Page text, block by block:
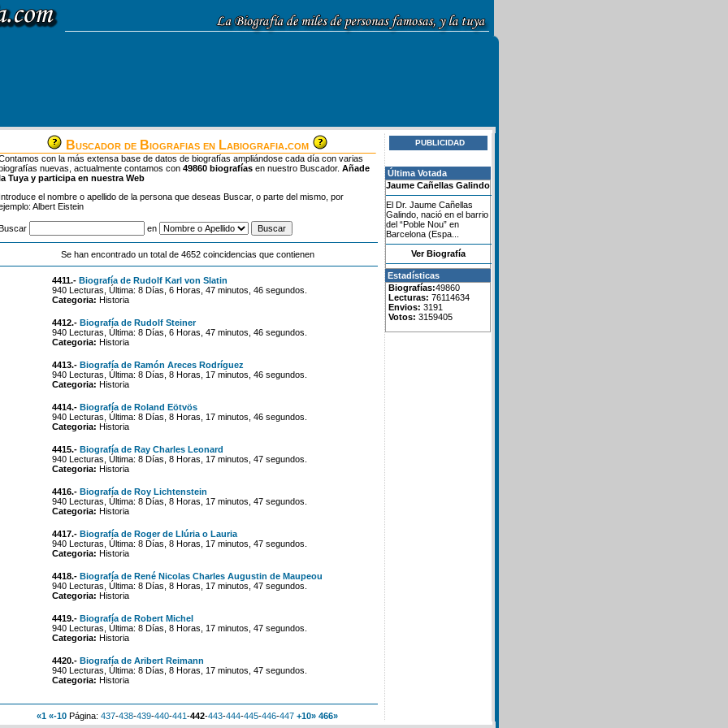
Buscador de Biografias en Labiografia.com
con la más extensa base de datos de biografías ampliándose cada día con varias
nuevas, actualmente contamos con 49860 biografías en nuestro Buscador. Añade
Tuya y participa en nuestra Web
Introduce el nombre o apellido de la persona que deseas Buscar, o parte del mismo, por
Albert Eistein
en
Se han encontrado un total de 4652 coincidencias que contienen
4411.- Biografía de Rudolf Karl von Slatin
940 Lecturas, Última: 8 Días, 6 Horas, 47 minutos, 46 segundos.
Categoria: Historia
4412.- Biografía de Rudolf Steiner
940 Lecturas, Última: 8 Días, 6 Horas, 47 minutos, 46 segundos.
Categoria: Historia
4413.- Biografía de Ramón Areces Rodríguez
940 Lecturas, Última: 8 Días, 8 Horas, 17 minutos, 46 segundos.
Categoria: Historia
4414.- Biografía de Roland Eötvös
940 Lecturas, Última: 8 Días, 8 Horas, 17 minutos, 46 segundos.
Categoria: Historia
4415.- Biografía de Ray Charles Leonard
940 Lecturas, Última: 8 Días, 8 Horas, 17 minutos, 47 segundos.
Categoria: Historia
4416.- Biografía de Roy Lichtenstein
940 Lecturas, Última: 8 Días, 8 Horas, 17 minutos, 47 segundos.
Categoria: Historia
4417.- Biografía de Roger de Llúria o Lauria
940 Lecturas, Última: 8 Días, 8 Horas, 17 minutos, 47 segundos.
Categoria: Historia
4418.- Biografía de René Nicolas Charles Augustin de Maupeou
940 Lecturas, Última: 8 Días, 8 Horas, 17 minutos, 47 segundos.
Categoria: Historia
4419.- Biografía de Robert Michel
940 Lecturas, Última: 8 Días, 8 Horas, 17 minutos, 47 segundos.
Categoria: Historia
4420.- Biografía de Aribert Reimann
940 Lecturas, Última: 8 Días, 8 Horas, 17 minutos, 47 segundos.
Categoria: Historia
«1 «-10 Página: 437-438-439-440-441-442-443-444-445-446-447 +10» 466»
PUBLICIDAD
Última Votada
Jaume Cañellas Galindo
El Dr. Jaume Cañellas
Galindo, nació en el barrio
del “Poble Nou” en
Barcelona (Espa...
Ver Biografía
Estadísticas
Biografías:49860
Lecturas: 76114634
Envios: 3191
Votos: 3159405